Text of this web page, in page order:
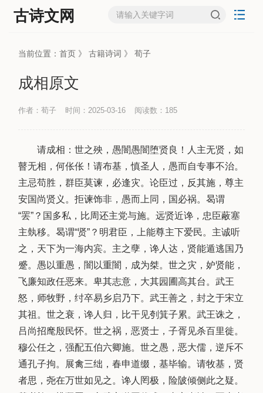
古诗文网
当前位置：首页 》古籍诗词 》荀子
成相原文
作者：荀子 时间：2025-03-16 阅读数： 185
请成相：世之殃，愚闇愚闇堕贤良！人主无贤，如
瞽无相，何伥伥！请布基，慎圣人，愚而自专事不治。
主忌苟胜，群臣莫谏，必逢灾。论臣过，反其施，尊主
安国尚贤义。拒谏饰非，愚而上同，国必祸。曷谓
“罢”？国多私，比周还主党与施。远贤近谗，忠臣蔽塞
主埶移。曷谓“贤”？明君臣，上能尊主下爱民。主诚听
之，天下为一海内宾。主之孽，谗人达，贤能遁逃国乃
蹙。愚以重愚，闇以重闇，成为桀。世之灾，妒贤能，
飞廉知政任恶来。卑其志意，大其园圃高其台。武王
怒，师牧野，纣卒易乡启乃下。武王善之，封之于宋立
其祖。世之衰，谗人归，比干见刳箕子累。武王诛之，
吕尚招麾殷民怀。世之祸，恶贤士，子胥见杀百里徙。
穆公任之，强配五伯六卿施。世之愚，恶大儒，逆斥不
通孔子拘。展禽三绌，春申道缀，基毕输。请牧基，贤
者思，尧在万世如见之。谗人罔极，险陂倾侧此之疑。